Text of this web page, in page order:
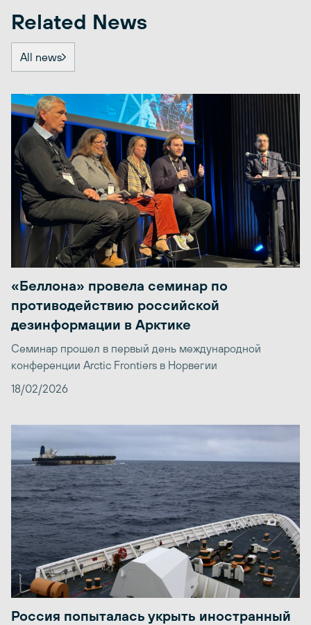
Related News
All news
«Беллона» провела семинар по
противодействию российской
дезинформации в Арктике
Семинар прошел в первый день международной
конференции Arctic Frontiers в Норвегии
18/02/2026
Россия попыталась укрыть иностранный